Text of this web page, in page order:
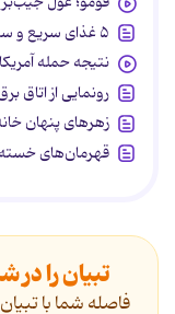
۵ غذای سریع و سالم برای طبیعت‌گردی
نتیجه حمله
رونمایی از اتاق
زهرهای پنهان
قهرمان‌های خسته
تبیان را
فاصله شما با